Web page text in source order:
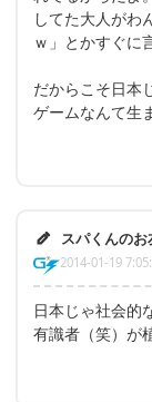
してた大人がわ
ｗ」とかすぐに
だからこそ日本
ゲームなんて生
スパくんのお
2014-01-19
日本じゃ社会的
有識者（笑）が